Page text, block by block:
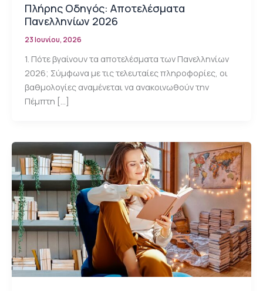
Πλήρης Οδηγός: Αποτελέσματα
Πανελληνίων 2026
23 Ιουνίου, 2026
1. Πότε βγαίνουν τα αποτελέσματα των Πανελληνίων
2026; Σύμφωνα με τις τελευταίες πληροφορίες, οι
βαθμολογίες αναμένεται να ανακοινωθούν την
Πέμπτη […]